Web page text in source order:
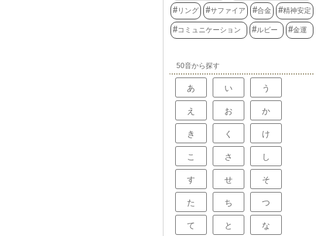
リング サファイア 合金 精神安定
コミュニケーション ルビー 金運
50音から探す
あ い う
え お か
き く け
こ さ し
す せ そ
た ち つ
て と な